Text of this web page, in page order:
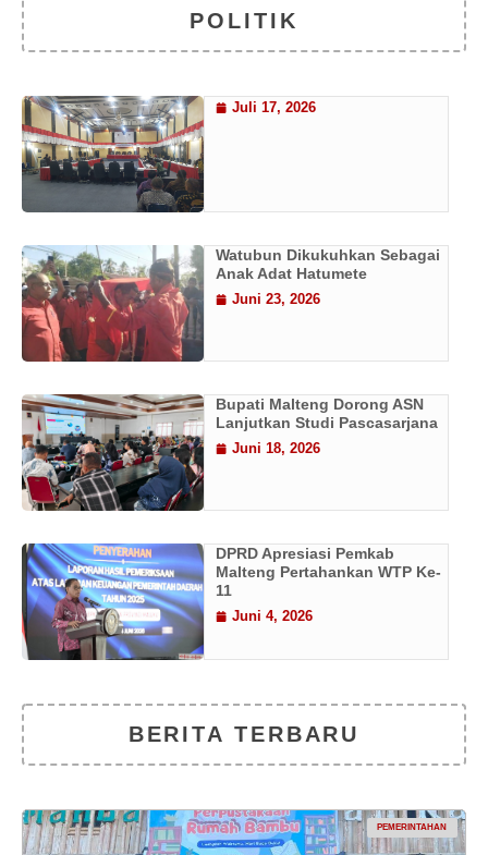
POLITIK
Juli 17, 2026
Watubun Dikukuhkan Sebagai
Anak Adat Hatumete
Juni 23, 2026
Bupati Malteng Dorong ASN
Lanjutkan Studi Pascasarjana
Juni 18, 2026
DPRD Apresiasi Pemkab
Malteng Pertahankan WTP Ke-
11
Juni 4, 2026
BERITA TERBARU
PEMERINTAHAN